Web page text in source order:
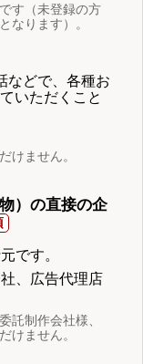
す（未登録の方
なります）。
などで、各種お
いただくこと
けません。
）の直接の企
です。
、広告代理店
託制作会社様、
けません。